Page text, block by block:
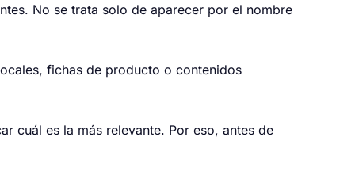
No se trata solo de aparecer por el nombre
fichas de producto o contenidos
cuál es la más relevante. Por eso, antes de